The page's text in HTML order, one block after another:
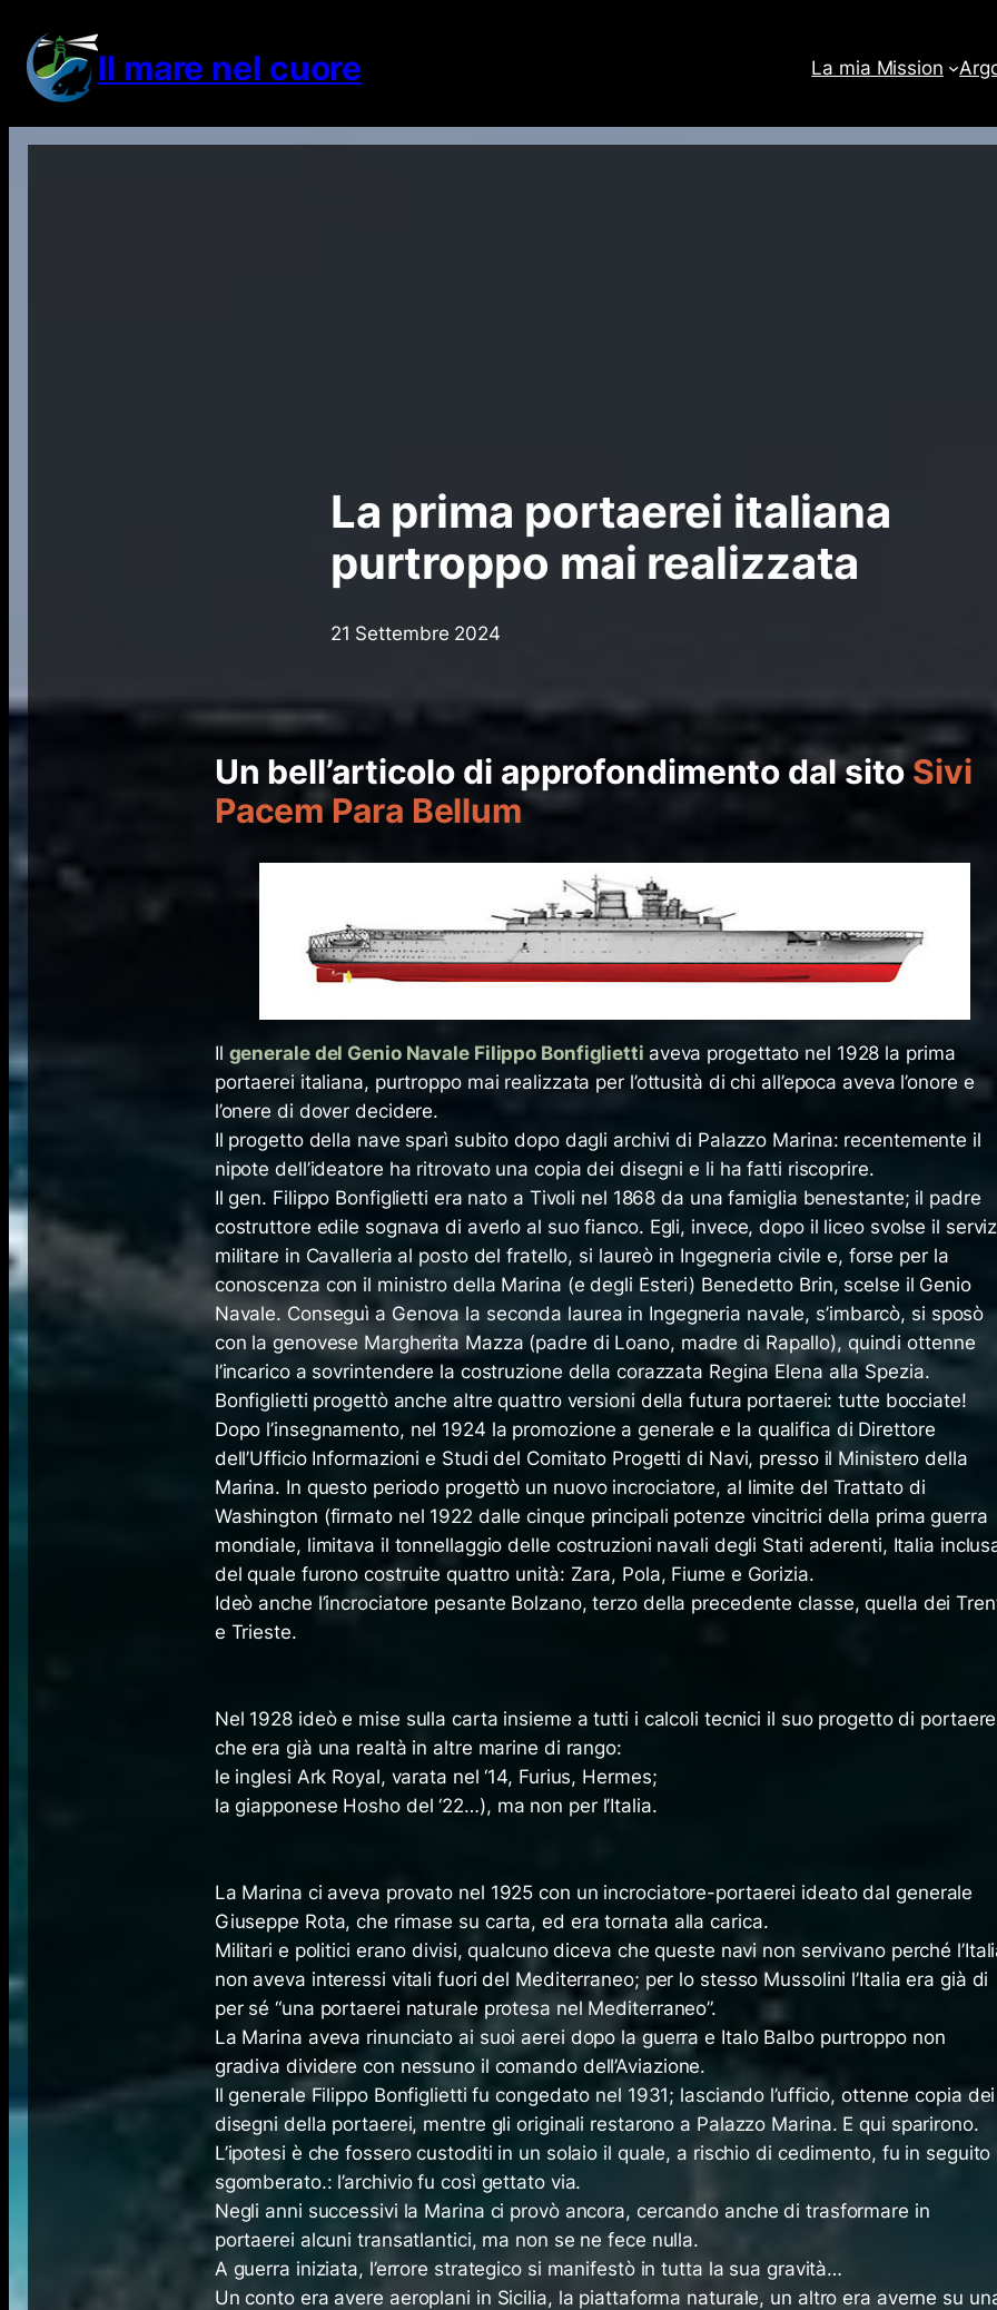
contenuto Il mare nel cuore La mia Mission
La prima portaerei italiana
purtroppo mai realizzata
21 Settembre 2024
Un bell’articolo di approfondimento dal sitoSivi
Pacem Para Bellum
Il generale del Genio Navale Filippo Bonfiglietti aveva progettato nel 1928 la prima
portaerei italiana, purtroppo mai realizzata per l’ottusità di chi all’epoca aveva l’onore e
l’onere di dover decidere.
Il progetto della nave sparì subito dopo dagli archivi di Palazzo Marina: recentemente il
nipote dell’ideatore ha ritrovato una copia dei disegni e li ha fatti riscoprire.
Il gen. Filippo Bonfiglietti era nato a Tivoli nel 1868 da una famiglia benestante; il padre
costruttore edile sognava di averlo al suo fianco. Egli, invece, dopo il liceo svolse il
militare in Cavalleria al posto del fratello, si laureò in Ingegneria civile e, forse per la
conoscenza con il ministro della Marina (e degli Esteri) Benedetto Brin, scelse il Genio
Navale. Conseguì a Genova la seconda laurea in Ingegneria navale, s’imbarcò, si sposò
con la genovese Margherita Mazza (padre di Loano, madre di Rapallo), quindi ottenne
l’incarico a sovrintendere la costruzione della corazzata Regina Elena alla Spezia.
Bonfiglietti progettò anche altre quattro versioni della futura portaerei: tutte bocciate!
Dopo l’insegnamento, nel 1924 la promozione a generale e la qualifica di Direttore
dell’Ufficio Informazioni e Studi del Comitato Progetti di Navi, presso il Ministero della
Marina. In questo periodo progettò un nuovo incrociatore, al limite del Trattato di
Washington (firmato nel 1922 dalle cinque principali potenze vincitrici della prima guerra
mondiale, limitava il tonnellaggio delle costruzioni navali degli Stati aderenti, Italia
del quale furono costruite quattro unità: Zara, Pola, Fiume e Gorizia.
Ideò anche l’incrociatore pesante Bolzano, terzo della precedente classe, quella dei
e Trieste.
Nel 1928 ideò e mise sulla carta insieme a tutti i calcoli tecnici il suo progetto di
che era già una realtà in altre marine di rango:
le inglesi Ark Royal, varata nel ‘14, Furius, Hermes;
la giapponese Hosho del ‘22…), ma non per l’Italia.
La Marina ci aveva provato nel 1925 con un incrociatore-portaerei ideato dal generale
Giuseppe Rota, che rimase su carta, ed era tornata alla carica.
Militari e politici erano divisi, qualcuno diceva che queste navi non servivano perché
non aveva interessi vitali fuori del Mediterraneo; per lo stesso Mussolini l’Italia era già di
per sé “una portaerei naturale protesa nel Mediterraneo”.
La Marina aveva rinunciato ai suoi aerei dopo la guerra e Italo Balbo purtroppo non
gradiva dividere con nessuno il comando dell’Aviazione.
Il generale Filippo Bonfiglietti fu congedato nel 1931; lasciando l’ufficio, ottenne copia dei
disegni della portaerei, mentre gli originali restarono a Palazzo Marina. E qui sparirono.
L’ipotesi è che fossero custoditi in un solaio il quale, a rischio di cedimento, fu in seguito
sgomberato.: l’archivio fu così gettato via.
Negli anni successivi la Marina ci provò ancora, cercando anche di trasformare in
portaerei alcuni transatlantici, ma non se ne fece nulla.
A guerra iniziata, l’errore strategico si manifestò in tutta la sua gravità…
Un conto era avere aeroplani in Sicilia, la piattaforma naturale, un altro era averne su